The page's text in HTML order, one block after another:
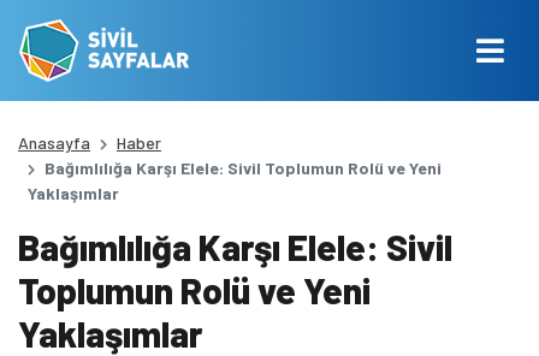
Anasayfa
Haber
Bağımlılığa Karşı Elele: Sivil Toplumun Rolü ve Yeni
Yaklaşımlar
Bağımlılığa Karşı Elele: Sivil
Toplumun Rolü ve Yeni
Yaklaşımlar